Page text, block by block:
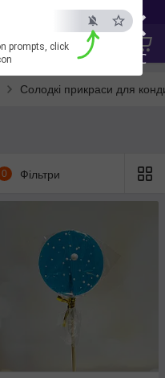
×
ESC
prompts, click
Солодкі прикраси для
0 Фільтри